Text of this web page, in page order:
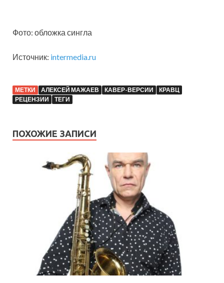
Фото: обложка сингла
Источник: intermedia.ru
МЕТКИ АЛЕКСЕЙ МАЖАЕВ КАВЕР-ВЕРСИИ
КРАВЦ
РЕЦЕНЗИИ
ТЕГИ
ПОХОЖИЕ ЗАПИСИ